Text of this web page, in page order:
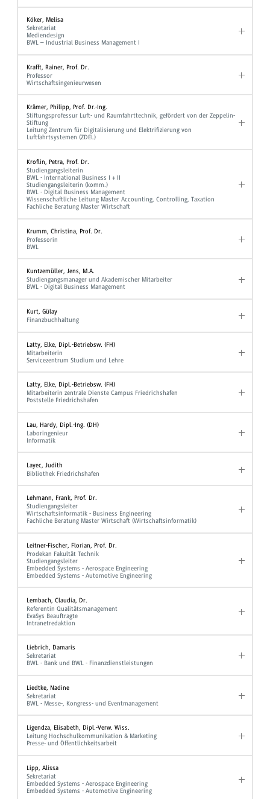
Köker, Melisa
Sekretariat
Mediendesign
BWL – Industrial Business Management I
Krafft, Rainer, Prof. Dr.
Professor
Wirtschaftsingenieurwesen
Krämer, Philipp, Prof. Dr.-Ing.
Stiftungsprofessur Luft- und Raumfahrttechnik, gefördert von der Zeppelin-
Stiftung
Leitung Zentrum für Digitalisierung und Elektrifizierung von
Luftfahrtsystemen (ZDEL)
Kroflin, Petra, Prof. Dr.
Studiengangsleiterin
BWL - International Business I + II
Studiengangsleiterin (komm.)
BWL - Digital Business Management
Wissenschaftliche Leitung Master Accounting, Controlling, Taxation
Fachliche Beratung Master Wirtschaft
Krumm, Christina, Prof. Dr.
Professorin
BWL
Kuntzemüller, Jens, M.A.
Studiengangsmanager und Akademischer Mitarbeiter
BWL - Digital Business Management
Kurt, Gülay
Finanzbuchhaltung
Latty, Elke, Dipl.-Betriebsw. (FH)
Mitarbeiterin
Servicezentrum Studium und Lehre
Latty, Elke, Dipl.-Betriebsw. (FH)
Mitarbeiterin zentrale Dienste Campus Friedrichshafen
Poststelle Friedrichshafen
Lau, Hardy, Dipl.-Ing. (DH)
Laboringenieur
Informatik
Layec, Judith
Bibliothek Friedrichshafen
Lehmann, Frank, Prof. Dr.
Studiengangsleiter
Wirtschaftsinformatik - Business Engineering
Fachliche Beratung Master Wirtschaft (Wirtschaftsinformatik)
Leitner-Fischer, Florian, Prof. Dr.
Prodekan Fakultät Technik
Studiengangsleiter
Embedded Systems - Aerospace Engineering
Embedded Systems - Automotive Engineering
Lembach, Claudia, Dr.
Referentin Qualitätsmanagement
EvaSys Beauftragte
Intranetredaktion
Liebrich, Damaris
Sekretariat
BWL - Bank und BWL - Finanzdienstleistungen
Liedtke, Nadine
Sekretariat
BWL - Messe-, Kongress- und Eventmanagement
Ligendza, Elisabeth, Dipl.-Verw. Wiss.
Leitung Hochschulkommunikation & Marketing
Presse- und Öffentlichkeitsarbeit
Lipp, Alissa
Sekretariat
Embedded Systems - Aerospace Engineering
Embedded Systems - Automotive Engineering